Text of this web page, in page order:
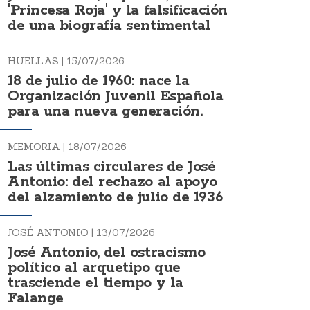
'Princesa Roja' y la falsificación
de una biografía sentimental
HUELLAS | 15/07/2026
18 de julio de 1960: nace la
Organización Juvenil Española
para una nueva generación.
MEMORIA | 18/07/2026
Las últimas circulares de José
Antonio: del rechazo al apoyo
del alzamiento de julio de 1936
JOSÉ ANTONIO | 13/07/2026
José Antonio, del ostracismo
político al arquetipo que
trasciende el tiempo y la
Falange